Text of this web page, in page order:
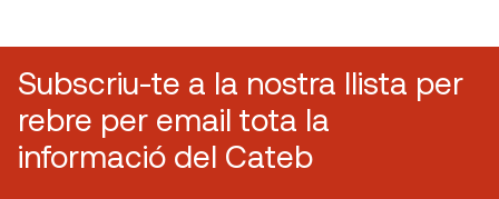
Subscriu-te a la nostra llista per
rebre per email tota la
informació del Cateb